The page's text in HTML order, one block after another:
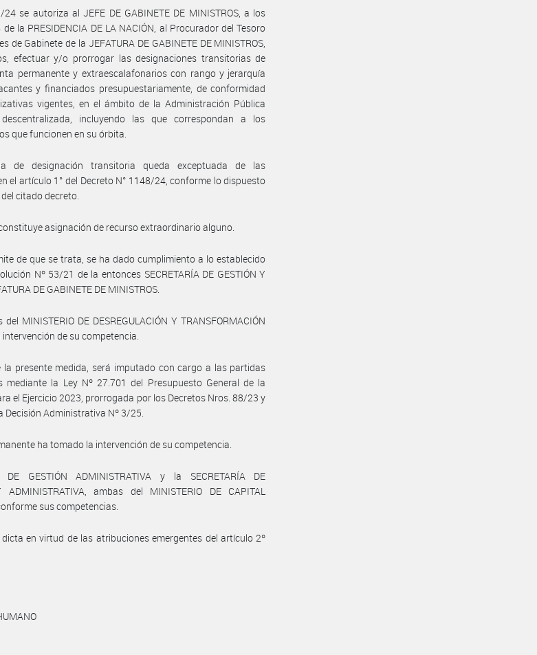
se autoriza al JEFE DE GABINETE DE MINISTROS, a los
la PRESIDENCIA DE LA NACIÓN, al Procurador del Tesoro
de Gabinete de la JEFATURA DE GABINETE DE MINISTROS,
efectuar y/o prorrogar las designaciones transitorias de
permanente y extraescalafonarios con rango y jerarquía
y financiados presupuestariamente, de conformidad
vigentes, en el ámbito de la Administración Pública
incluyendo las que correspondan a los
que funcionen en su órbita.
de designación transitoria queda exceptuada de las
el artículo 1° del Decreto N° 1148/24, conforme lo dispuesto
citado decreto.
asignación de recurso extraordinario alguno.
de que se trata, se ha dado cumplimiento a lo establecido
Nº 53/21 de la entonces SECRETARÍA DE GESTIÓN Y
DE GABINETE DE MINISTROS.
MINISTERIO DE DESREGULACIÓN Y TRANSFORMACIÓN
intervención de su competencia.
la presente medida, será imputado con cargo a las partidas
mediante la Ley Nº 27.701 del Presupuesto General de la
el Ejercicio 2023, prorrogada por los Decretos Nros. 88/23 y
Administrativa Nº 3/25.
ha tomado la intervención de su competencia.
DE GESTIÓN ADMINISTRATIVA y la SECRETARÍA DE
ADMINISTRATIVA, ambas del MINISTERIO DE CAPITAL
sus competencias.
en virtud de las atribuciones emergentes del artículo 2º